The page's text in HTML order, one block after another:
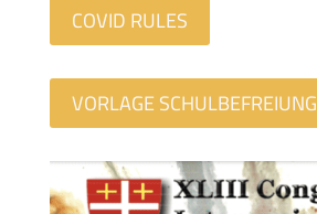
COVID RULES
VORLAGE SCHULBEFREIUNG